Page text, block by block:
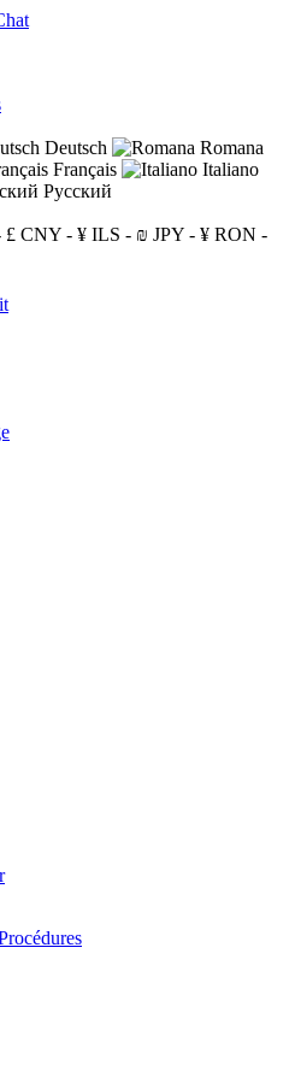
Deutsch
Romana
Français
Italiano
Русский
£ CNY - ¥ ILS - ₪ JPY - ¥ RON -